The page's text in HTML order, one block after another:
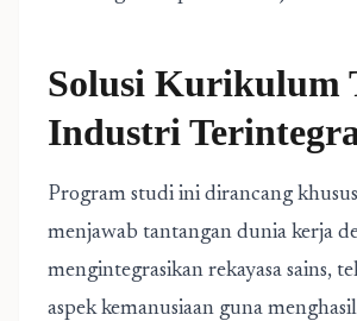
Solusi Kurikulum
Industri
Program studi ini dirancang
menjawab tantangan dunia kerja
mengintegrasikan rekayasa sains,
aspek kemanusiaan guna